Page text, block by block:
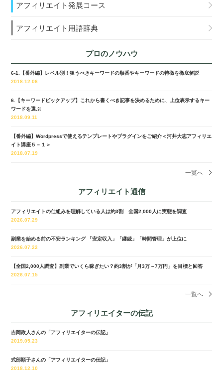
アフィリエイト発展コース
アフィリエイト用語辞典
プロのノウハウ
6-1.【番外編】レベル別！狙うべきキーワードの順番やキーワードの特徴を徹底解説
2018.12.06
6.【キーワードピックアップ】これから書くべき記事を決めるために、上位表示するキー
ワードを選ぶ
2018.09.11
【番外編】Wordpressで使えるテンプレートやプラグインをご紹介＜河井大志アフィリエ
イト講座５－１＞
2018.07.19
一覧へ
アフィリエイト通信
アフィリエイトの仕組みを理解している人は約3割 全国2,000人に実態を調査
2026.07.29
副業を始める前の不安ランキング 「安定収入」「継続」「時間管理」が上位に
2026.07.22
【全国2,000人調査】副業でいくら稼ぎたい？約3割が「月3万～7万円」を目標と回答
2026.07.15
一覧へ
アフィリエイターの伝記
吉岡政人さんの「アフィリエイターの伝記」
2019.05.23
式部順子さんの「アフィリエイターの伝記」
2018.12.10